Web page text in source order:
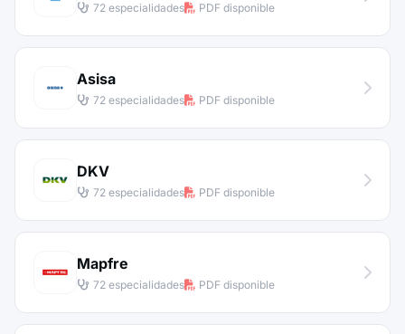
72 especialidades PDF disponible
Asisa
72 especialidades PDF disponible
DKV
72 especialidades PDF disponible
Mapfre
72 especialidades PDF disponible